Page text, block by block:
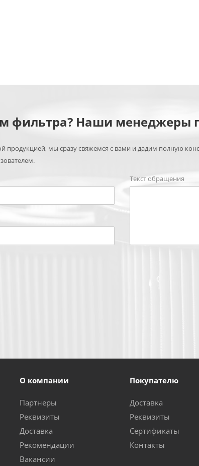
фильтра? Наши менеджеры
мы сразу свяжемся с вами и дадим полную
Текст обращения
О компании
Партнеры
Реквизиты
Доставка
Рекомендации
Вакансии
Покупателю
Доставка
Реквизиты
Сертификаты
Контакты